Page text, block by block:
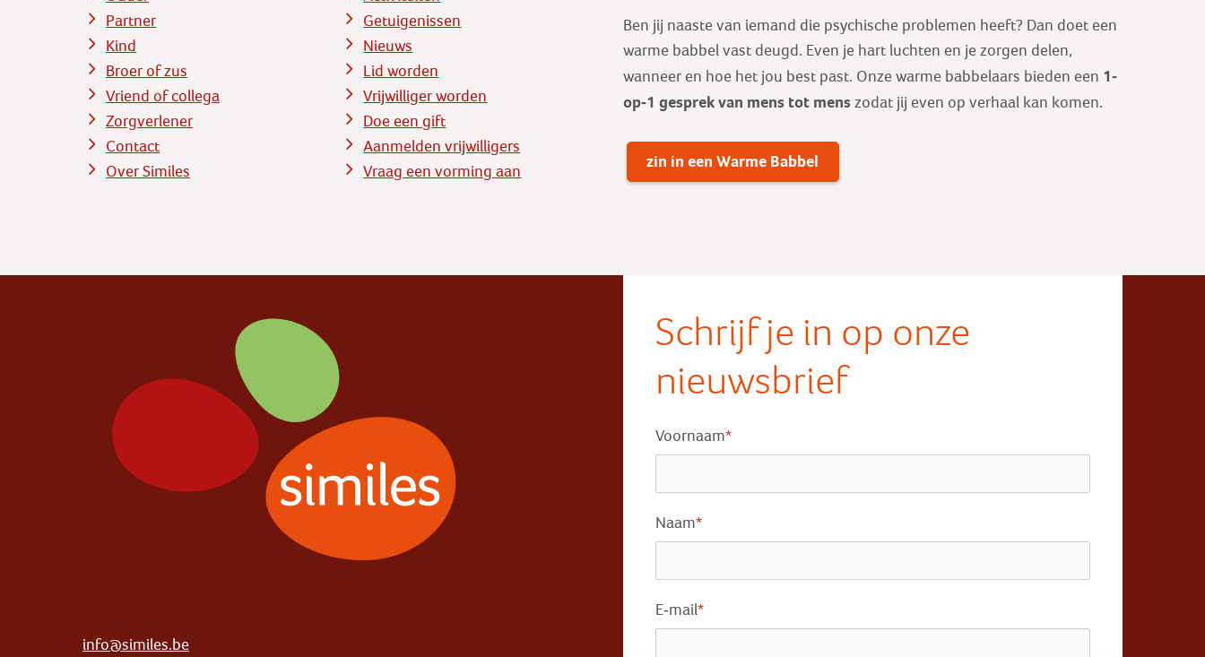
Partner
Kind
Broer of zus
Vriend of collega
Zorgverlener
Contact
Over Similes
Getuigenissen
Nieuws
Lid worden
Vrijwilliger worden
Doe een gift
Aanmelden vrijwilligers
Vraag een vorming aan
Ben jij naaste van iemand die psychische problemen heeft? Dan doet een
warme babbel vast deugd. Even je hart luchten en je zorgen delen,
wanneer en hoe het jou best past. Onze warme babbelaars bieden een 1-
op-1 gesprek van mens tot mens zodat jij even op verhaal kan komen.
zin in een Warme Babbel
info@similes.be
Schrijf je in op onze
nieuwsbrief
Voornaam*
Naam*
E-mail*